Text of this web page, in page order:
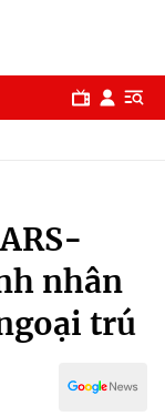
nhân
trú